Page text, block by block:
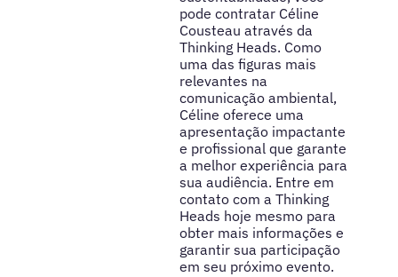
pode contratar Céline
Cousteau através da
Thinking Heads. Como
uma das figuras mais
relevantes na
comunicação ambiental,
Céline oferece uma
apresentação impactante
e profissional que garante
a melhor experiência para
sua audiência. Entre em
contato com a Thinking
Heads hoje mesmo para
obter mais informações e
garantir sua participação
em seu próximo evento.